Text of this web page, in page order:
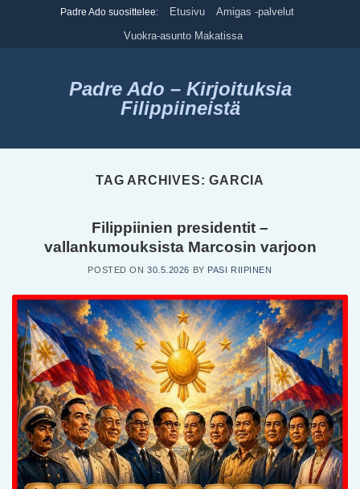
Padre Ado suosittelee: Etusivu
Amigas -palvelut
Vuokra-asunto Makatissa
Padre Ado – Kirjoituksia
Filippiineistä
TAG ARCHIVES:GARCIA
Filippiinien presidentit –
vallankumouksista Marcosin varjoon
POSTED ON30.5.2026 BY PASI RIIPINEN